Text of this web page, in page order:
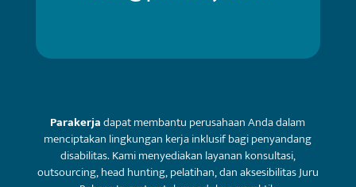
Parakerjadapat membantu perusahaan Anda dalam
menciptakan lingkungan kerja inklusif bagi penyandang
disabilitas. Kami menyediakan layanan konsultasi,
outsourcing, head hunting, pelatihan, dan aksesibilitas Juru